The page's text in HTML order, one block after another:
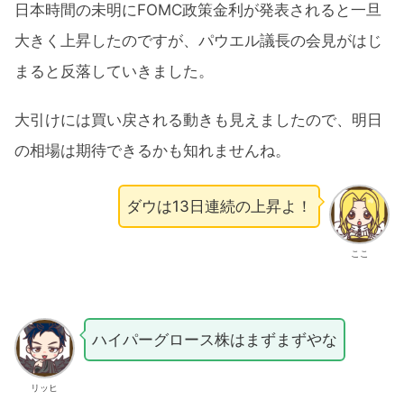
日本時間の未明にFOMC政策金利が発表されると一旦
大きく上昇したのですが、パウエル議長の会見がはじ
まると反落していきました。
大引けには買い戻される動きも見えましたので、明日
の相場は期待できるかも知れませんね。
ここ
ダウは13日連続の上昇よ！
リッヒ
ハイパーグロース株はまずまずやな